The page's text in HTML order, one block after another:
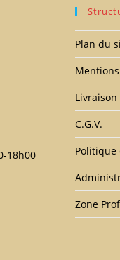
18h00
Plan du
Livraison
C.G.V.
Politique
Zone